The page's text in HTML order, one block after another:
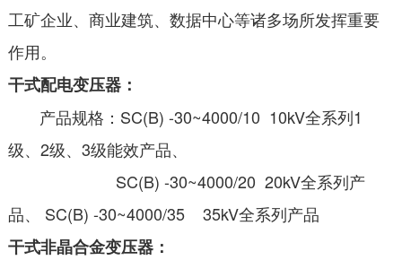
工矿企业、商业建筑、数据中心等诸多场所发挥重要
作用。
干式配电变压器：
产品规格：SC(B) -30~4000/10 10kV全系列1
级、2级、3级能效产品、
SC(B) -30~4000/20 20kV全系列产
品、 SC(B) -30~4000/35 35kV全系列产品
干式非晶合金变压器：